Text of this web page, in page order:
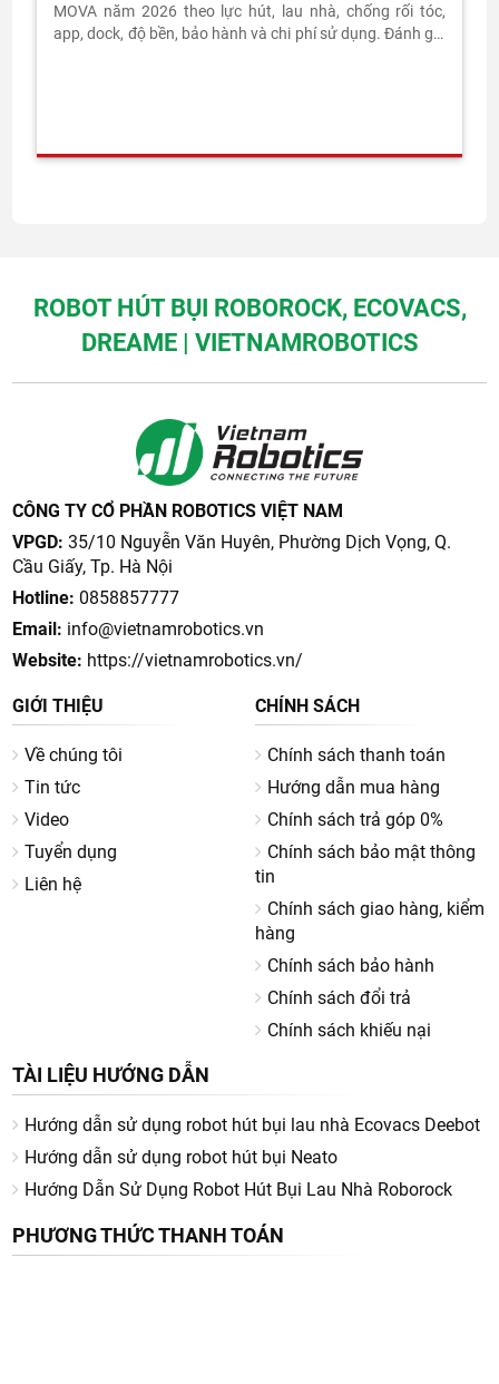
MOVA năm 2026 theo lực hút, lau nhà, chống rối tóc,
app, dock, độ bền, bảo hành và chi phí sử dụng. Đánh giá
ROBOT HÚT BỤI ROBOROCK, ECOVACS,
DREAME | VIETNAMROBOTICS
CÔNG TY CỔ PHẦN ROBOTICS VIỆT NAM
VPGD: 35/10 Nguyễn Văn Huyên, Phường Dịch Vọng, Q.
Cầu Giấy, Tp. Hà Nội
Hotline: 0858857777
Email: info@vietnamrobotics.vn
Website: https://vietnamrobotics.vn/
GIỚI THIỆU
Về chúng tôi
Tin tức
Video
Tuyển dụng
Liên hệ
CHÍNH SÁCH
Chính sách thanh toán
Hướng dẫn mua hàng
Chính sách trả góp 0%
Chính sách bảo mật thông
tin
Chính sách giao hàng, kiểm
hàng
Chính sách bảo hành
Chính sách đổi trả
Chính sách khiếu nại
TÀI LIỆU HƯỚNG DẪN
Hướng dẫn sử dụng robot hút bụi lau nhà Ecovacs Deebot
Hướng dẫn sử dụng robot hút bụi Neato
Hướng Dẫn Sử Dụng Robot Hút Bụi Lau Nhà Roborock
PHƯƠNG THỨC THANH TOÁN